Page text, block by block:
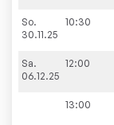
So.
30.11.25
10:30
Sa.
06.12.25
12:00
13:00